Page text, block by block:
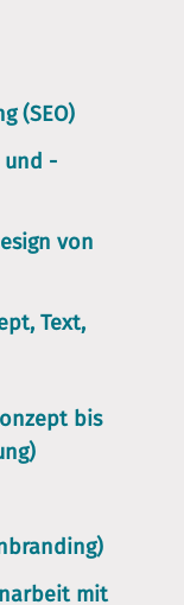
(SEO)
und -
von
Text,
bis
mit